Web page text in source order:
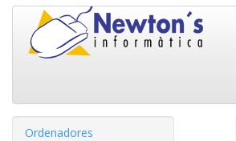
Ordenadores